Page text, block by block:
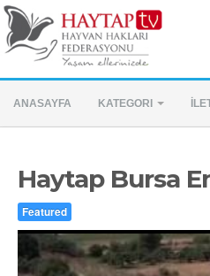
ANASAYFA KATEGORI
Haytap Bursa
Featured